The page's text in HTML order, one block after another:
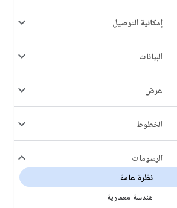
إمكانية التوصيل
البيانات
عرض
الخطوط
الرسومات
نظرة عامة
هندسة معمارية